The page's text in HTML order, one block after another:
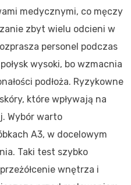
medycznymi, co męczy
zbyt wielu odcieni w
personel podczas
wysoki, bo wzmacnia
podłoża. Ryzykowne
które wpływają na
Wybór warto
A3, w docelowym
Taki test szybko
wnętrza i